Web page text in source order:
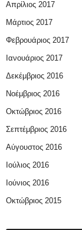
Απρίλιος 2017
Μάρτιος 2017
Φεβρουάριος 2017
Ιανουάριος 2017
Δεκέμβριος 2016
Νοέμβριος 2016
Οκτώβριος 2016
Σεπτέμβριος 2016
Αύγουστος 2016
Ιούλιος 2016
Ιούνιος 2016
Οκτώβριος 2015